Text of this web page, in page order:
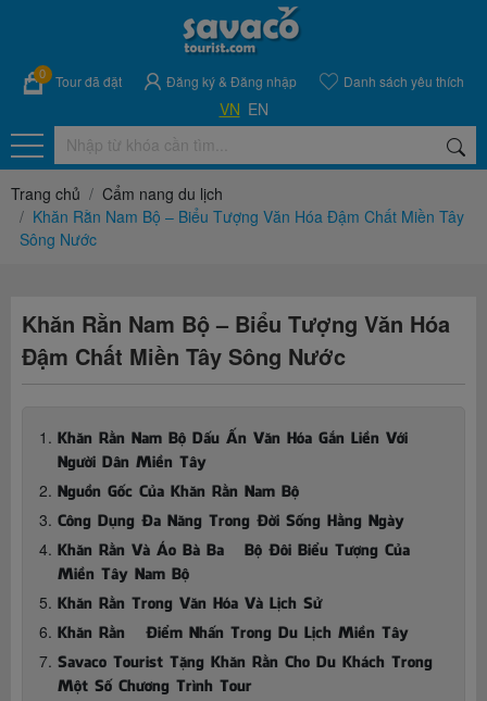
0 Tour đã đặt Đăng ký& Đăng nhập Danh sách yêu thích
VN EN
Trang chủ
Cẩm nang du lịch
Khăn Rằn Nam Bộ – Biểu Tượng Văn Hóa Đậm Chất Miền Tây
Sông Nước
Khăn Rằn Nam Bộ – Biểu Tượng Văn Hóa
Đậm Chất Miền Tây Sông Nước
Khăn Rằn Nam Bộ Dấu Ấn Văn Hóa Gắn Liền Với
Người Dân Miền Tây
Nguồn Gốc Của Khăn Rằn Nam Bộ
Công Dụng Đa Năng Trong Đời Sống Hằng Ngày
Khăn Rằn Và Áo Bà Ba – Bộ Đôi Biểu Tượng Của
Miền Tây Nam Bộ
Khăn Rằn Trong Văn Hóa Và Lịch Sử
Khăn Rằn – Điểm Nhấn Trong Du Lịch Miền Tây
Savaco Tourist Tặng Khăn Rằn Cho Du Khách Trong
Một Số Chương Trình Tour